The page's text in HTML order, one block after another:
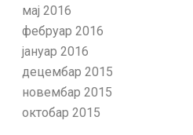
мај 2016
фебруар 2016
јануар 2016
децембар 2015
новембар 2015
октобар 2015